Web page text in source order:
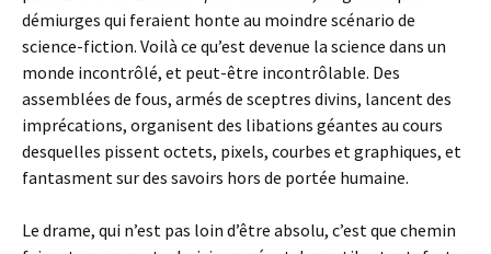
démiurges qui feraient honte au moindre scénario de
science-fiction. Voilà ce qu’est devenue la science dans un
monde incontrôlé, et peut-être incontrôlable. Des
assemblées de fous, armés de sceptres divins, lancent des
imprécations, organisent des libations géantes au cours
desquelles pissent octets, pixels, courbes et graphiques, et
fantasment sur des savoirs hors de portée humaine.
Le drame, qui n’est pas loin d’être absolu, c’est que chemin